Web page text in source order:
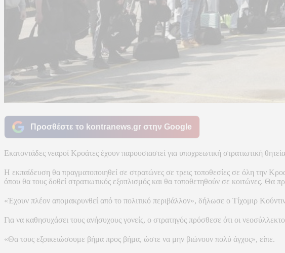
Προσθέστε το kontranews.gr στην Google
Εκατοντάδες νεαροί Κροάτες έχουν παρουσιαστεί για υποχρεωτική στρατιωτική
Η εκπαίδευση θα πραγματοποιηθεί σε στρατώνες σε τρεις τοποθεσίες σε όλη την
όπου θα τους δοθεί στρατιωτικός εξοπλισμός και θα τοποθετηθούν σε κοιτώνες. Θα
«Έχουν πλέον απομακρυνθεί από το πολιτικό περιβάλλον», δήλωσε ο Τίχομιρ
Για να καθησυχάσει τους ανήσυχους γονείς, ο στρατηγός πρόσθεσε ότι οι
«Θα τους εξοικειώσουμε βήμα προς βήμα, ώστε να μην βιώνουν πολύ άγχος», είπε.